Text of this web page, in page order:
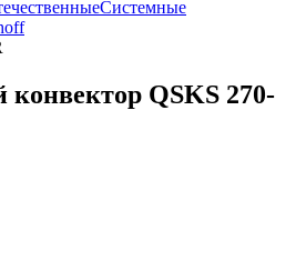
Системные
QSKS 270-